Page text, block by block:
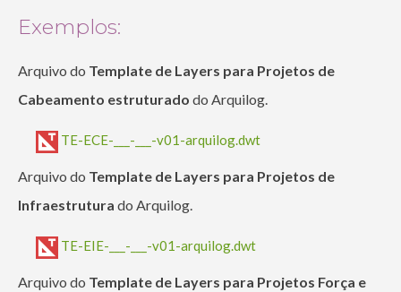
Exemplos:
Arquivo do Template de Layers para Projetos de
Cabeamento estruturado do Arquilog.
TE-ECE-___-___-v01-arquilog.dwt
Arquivo do Template de Layers para Projetos de
Infraestrutura do Arquilog.
TE-EIE-___-___-v01-arquilog.dwt
Arquivo do Template de Layers para Projetos Força e